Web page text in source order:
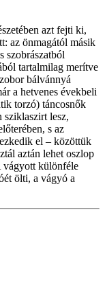
azt fejti ki,
az önmagától másik
szobrászatból
tartalmilag merítve
bálvánnyá
a hetvenes évekbeli
torzó) táncosnők
sziklaszirt lesz,
s az
el – közöttük
aztán lehet oszlop
vágyott különféle
ölti, a vágyó a